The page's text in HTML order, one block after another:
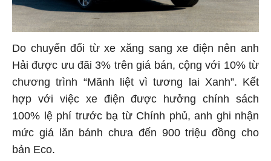
Do chuyển đổi từ xe xăng sang xe điện nên anh
Hải được ưu đãi 3% trên giá bán, cộng với 10% từ
chương trình “Mãnh liệt vì tương lai Xanh”. Kết
hợp với việc xe điện được hưởng chính sách
100% lệ phí trước bạ từ Chính phủ, anh ghi nhận
mức giá lăn bánh chưa đến 900 triệu đồng cho
bản Eco.